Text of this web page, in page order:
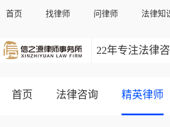
首页 找律师 问律师 法律知
22年专注法律
首页 法律咨询 精英律师